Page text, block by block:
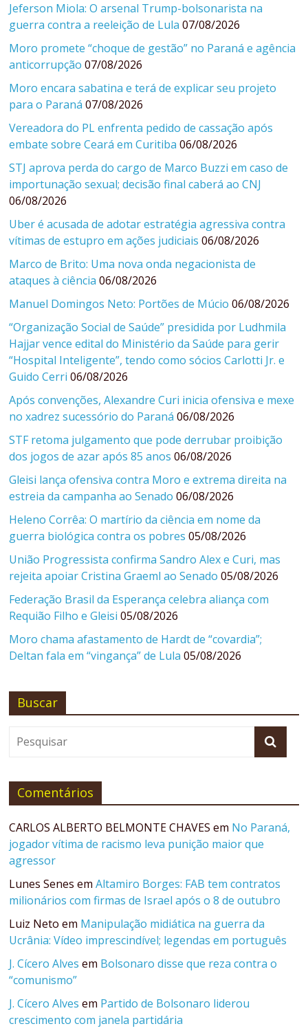
Jeferson Miola: O arsenal Trump-bolsonarista na
guerra contra a reeleição de Lula 07/08/2026
Moro promete “choque de gestão” no Paraná e agência
anticorrupção 07/08/2026
Moro encara sabatina e terá de explicar seu projeto
para o Paraná 07/08/2026
Vereadora do PL enfrenta pedido de cassação após
embate sobre Ceará em Curitiba 06/08/2026
STJ aprova perda do cargo de Marco Buzzi em caso de
importunação sexual; decisão final caberá ao CNJ
06/08/2026
Uber é acusada de adotar estratégia agressiva contra
vítimas de estupro em ações judiciais 06/08/2026
Marco de Brito: Uma nova onda negacionista de
ataques à ciência 06/08/2026
Manuel Domingos Neto: Portões de Múcio 06/08/2026
“Organização Social de Saúde” presidida por Ludhmila
Hajjar vence edital do Ministério da Saúde para gerir
“Hospital Inteligente”, tendo como sócios Carlotti Jr. e
Guido Cerri 06/08/2026
Após convenções, Alexandre Curi inicia ofensiva e mexe
no xadrez sucessório do Paraná 06/08/2026
STF retoma julgamento que pode derrubar proibição
dos jogos de azar após 85 anos 06/08/2026
Gleisi lança ofensiva contra Moro e extrema direita na
estreia da campanha ao Senado 06/08/2026
Heleno Corrêa: O martírio da ciência em nome da
guerra biológica contra os pobres 05/08/2026
União Progressista confirma Sandro Alex e Curi, mas
rejeita apoiar Cristina Graeml ao Senado 05/08/2026
Federação Brasil da Esperança celebra aliança com
Requião Filho e Gleisi 05/08/2026
Moro chama afastamento de Hardt de “covardia”;
Deltan fala em “vingança” de Lula 05/08/2026
Buscar
Comentários
CARLOS ALBERTO BELMONTE CHAVES em No Paraná,
jogador vítima de racismo leva punição maior que
agressor
Lunes Senes emAltamiro Borges: FAB tem contratos
milionários com firmas de Israel após o 8 de outubro
Luiz Neto em Manipulação midiática na guerra da
Ucrânia: Vídeo imprescindível; legendas em português
J. Cícero Alves em Bolsonaro disse que reza contra o
“comunismo”
J. Cícero Alves em Partido de Bolsonaro liderou
crescimento com janela partidária